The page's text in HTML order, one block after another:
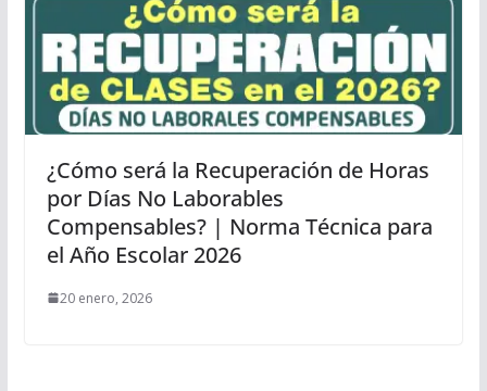
¿Cómo será la Recuperación de Horas
por Días No Laborables
Compensables? | Norma Técnica para
el Año Escolar 2026
20 enero, 2026